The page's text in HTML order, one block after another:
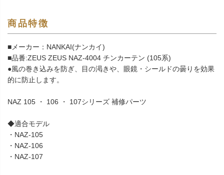
商品特徴
■メーカー：NANKAI(ナンカイ)
■品番:ZEUS ZEUS NAZ-4004 チンカーテン (105系)
●風の巻き込みを防ぎ、目の渇きや、眼鏡・シールドの曇りを効果
的に防止します。
NAZ 105 ・ 106 ・ 107シリーズ 補修パーツ
◆適合モデル
・NAZ-105
・NAZ-106
・NAZ-107